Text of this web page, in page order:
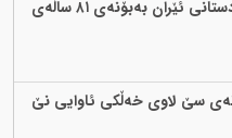
ڕاگەیەندراوی حیزبی دێموکراتی کوردستانی ئێران بەبۆنەی ٨١ ساڵەی
سێ لاوی خەڵکی ئاوایی نێ